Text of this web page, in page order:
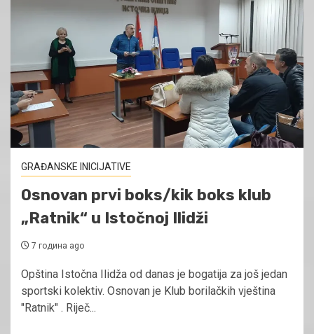
GRAĐANSKE INICIJATIVE
Osnovan prvi boks/kik boks klub
„Ratnik“ u Istočnoj Ilidži
7 година ago
Opština Istočna Ilidža od danas je bogatija za još jedan
sportski kolektiv. Osnovan je Klub borilačkih vještina
"Ratnik" . Riječ...